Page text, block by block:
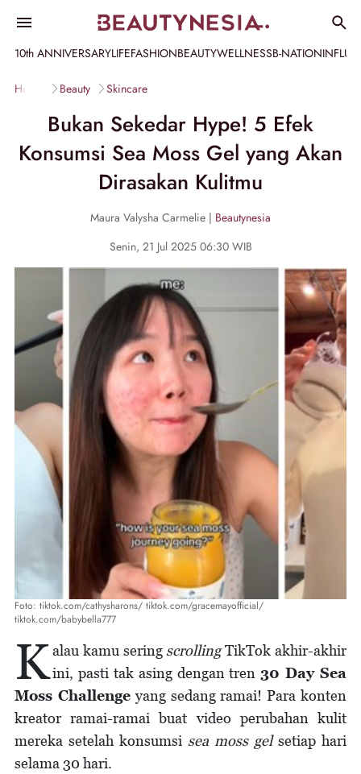
10th ANNIVERSARYLIFEFASHIONBEAUTYWELLNESSB-NATION
Home Beauty Skincare
Bukan Sekedar Hype! 5 Efek
Konsumsi Sea Moss Gel yang Akan
Dirasakan Kulitmu
Maura Valysha Carmelie | Beautynesia
Senin, 21 Jul 2025 06:30 WIB
Foto: tiktok.com/cathysharons/ tiktok.com/gracemayofficial/
tiktok.com/babybella777
Kalau kamu sering scrollingTikTok akhir-akhir
ini, pasti tak asing dengan tren 30 Day Sea
Moss Challengeyang sedang ramai! Para konten
kreator ramai-ramai buat video perubahan kulit
mereka setelah konsumsi sea moss gelsetiap hari
selama 30 hari.